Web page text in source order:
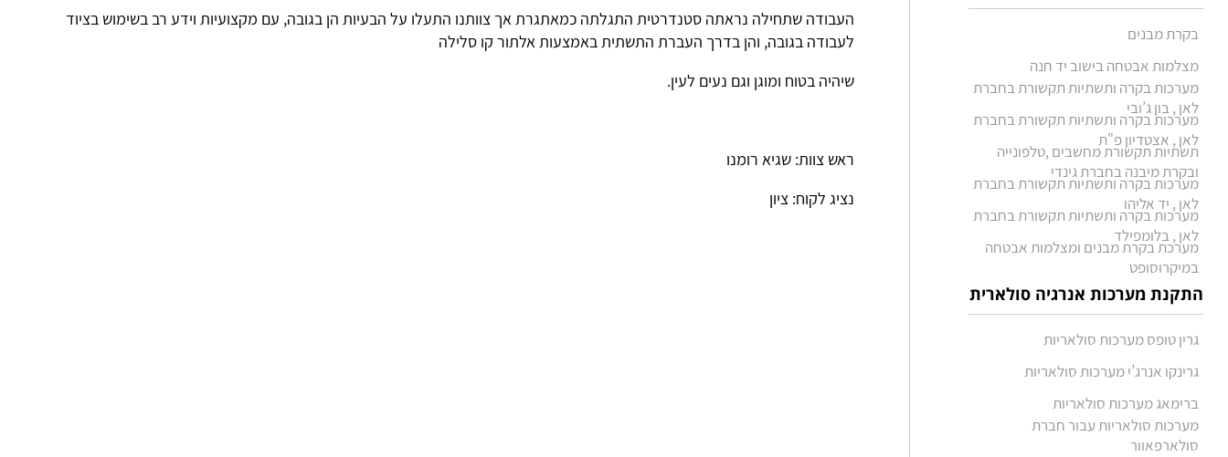
בקרת מבנים
מצלמות אבטחה בישוב יד חנה
מערכות בקרה ותשתיות תקשורת בחברת
לאן , בון ג’ובי
מערכות בקרה ותשתיות תקשורת בחברת
לאן , אצטדיון פ"ת
תשתיות תקשורת מחשבים ,טלפונייה
ובקרת מיבנה בחברת גינדי
מערכות בקרה ותשתיות תקשורת בחברת
לאן , יד אליהו
מערכות בקרה ותשתיות תקשורת בחברת
לאן , בלומפילד
מערכת בקרת מבנים ומצלמות אבטחה
במיקרוסופט
התקנת מערכות אנרגיה סולארית
גרין טופס מערכות סולאריות
גרינקו אנרג’י מערכות סולאריות
ברימאג מערכות סולאריות
מערכות סולאריות עבור חברת
סולארפאוור
העבודה שתחילה נראתה סטנדרטית התגלתה כמאתגרת אך צוותנו התעלו על הבעיות הן בגובה, עם מקצועיות וידע רב בשימוש בציוד
לעבודה בגובה, והן בדרך העברת התשתית באמצעות אלתור קו סלילה
שיהיה בטוח ומוגן וגם נעים לעין.
ראש צוות: שגיא רומנו
נציג לקוח: ציון